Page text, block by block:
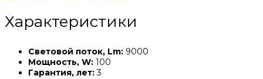
Характеристики
Световой поток, Lm: 9000
Мощность, W: 100
Гарантия, лет:3